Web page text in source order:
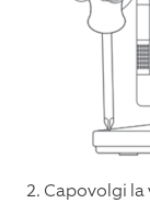
2. Capovolgi